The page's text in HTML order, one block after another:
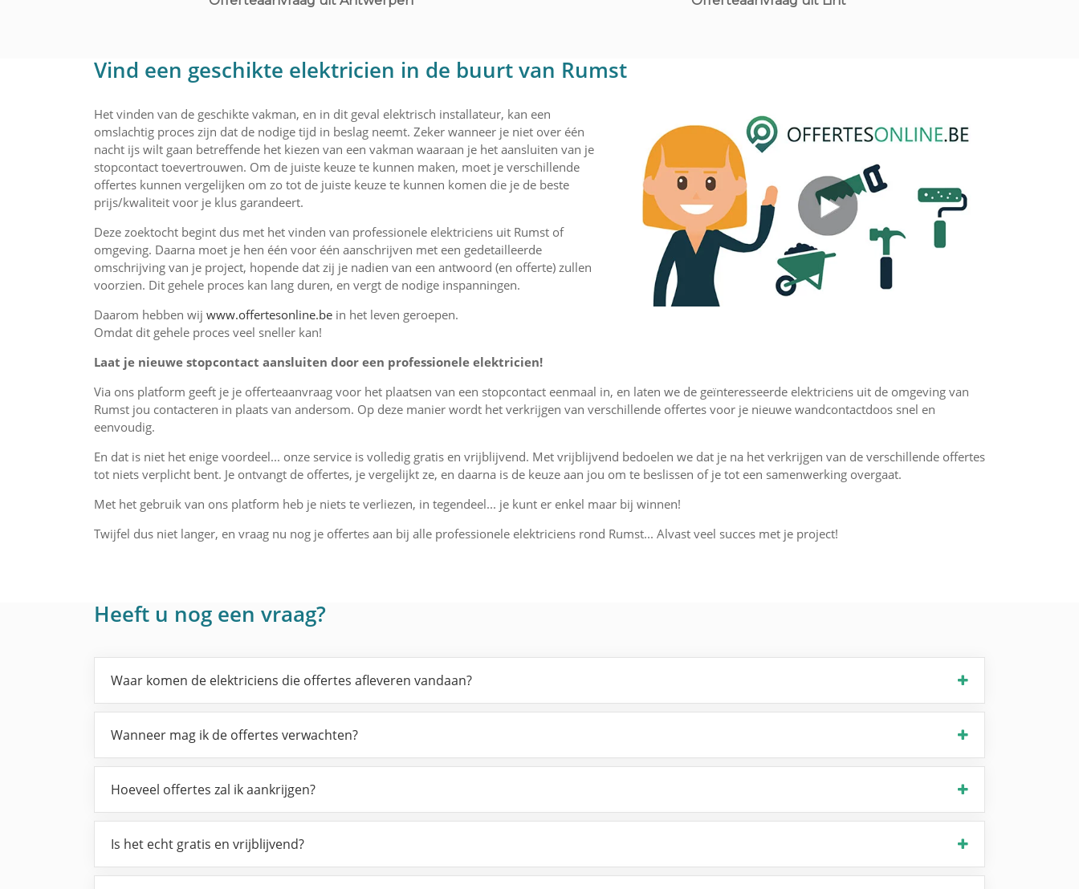
Vind een geschikte elektricien in de buurt van Rumst
Het vinden van de geschikte vakman, en in dit geval elektrisch installateur, kan een
omslachtig proces zijn dat de nodige tijd in beslag neemt. Zeker wanneer je niet over één
nacht ijs wilt gaan betreffende het kiezen van een vakman waaraan je het aansluiten van je
stopcontact toevertrouwen. Om de juiste keuze te kunnen maken, moet je verschillende
offertes kunnen vergelijken om zo tot de juiste keuze te kunnen komen die je de beste
prijs/kwaliteit voor je klus garandeert.
Deze zoektocht begint dus met het vinden van professionele elektriciens uit Rumst of
omgeving. Daarna moet je hen één voor één aanschrijven met een gedetailleerde
omschrijving van je project, hopende dat zij je nadien van een antwoord (en offerte) zullen
voorzien. Dit gehele proces kan lang duren, en vergt de nodige inspanningen.
Daarom hebben wij www.offertesonline.be in het leven geroepen.
Omdat dit gehele proces veel sneller kan!
Laat je nieuwe stopcontact aansluiten door een professionele elektricien!
Via ons platform geeft je je offerteaanvraag voor het plaatsen van een stopcontact eenmaal in, en laten we de geïnteresseerde elektriciens uit de omgeving van
Rumst jou contacteren in plaats van andersom. Op deze manier wordt het verkrijgen van verschillende offertes voor je nieuwe wandcontactdoos snel en
eenvoudig.
En dat is niet het enige voordeel... onze service is volledig gratis en vrijblijvend. Met vrijblijvend bedoelen we dat je na het verkrijgen van de verschillende offertes
tot niets verplicht bent. Je ontvangt de offertes, je vergelijkt ze, en daarna is de keuze aan jou om te beslissen of je tot een samenwerking overgaat.
Met het gebruik van ons platform heb je niets te verliezen, in tegendeel... je kunt er enkel maar bij winnen!
Twijfel dus niet langer, en vraag nu nog je offertes aan bij alle professionele elektriciens rond Rumst... Alvast veel succes met je project!
Heeft u nog een vraag?
Waar komen de elektriciens die offertes afleveren vandaan?
Wanneer mag ik de offertes verwachten?
Hoeveel offertes zal ik aankrijgen?
Is het echt gratis en vrijblijvend?